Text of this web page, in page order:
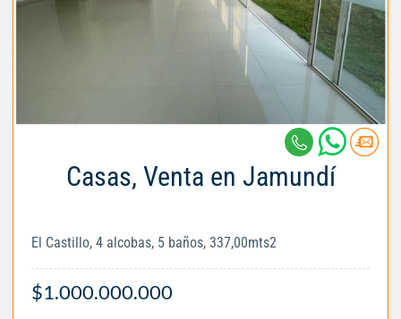
Casas, Venta en Jamundí
El Castillo, 4 alcobas, 5 baños, 337,00mts2
$1.000.000.000